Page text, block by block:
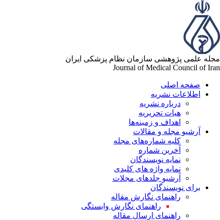
علمی پژوهشی سازمان نظام پزشکی ایران
Journal of Medical Council of
صفحه اصلی
اطلاعات نشریه
درباره نشریه
هیات تحریریه
اهداف و زمینه‌ها
آرشیو مجله و مقالات
کلیه شماره‌های مجله
آخرین شماره
نمایه نویسندگان
نمایه واژه های کلیدی
آرشیو جلدهای مجلات
برای نویسندگان
راهنمای نگارش مقاله
راهنمای نگارش وابستگی
راهنمای ارسال مقاله